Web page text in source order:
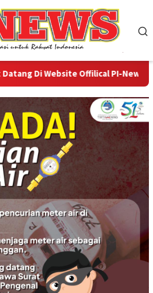
Di Website Offilical PI-News